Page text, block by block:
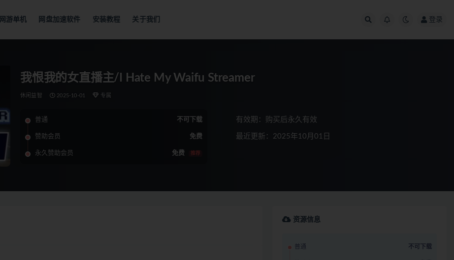
网游单机 网盘加速软件 安装教程 关于我们 登录
我恨我的女直播主/I Hate My Waifu Streamer
休闲益智 2025-10-01 专属
普通 不可下载
赞助会员 免费
永久赞助会员 免费 推荐
有效期：购买后永久有效
最近更新：2025年10月01日
资源信息
普通 不可下载